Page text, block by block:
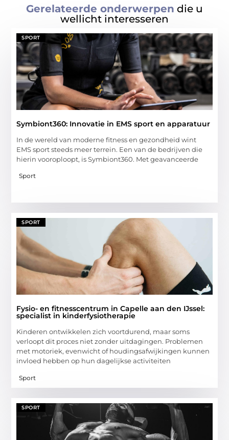
Gerelateerde onderwerpen die u
wellicht interesseren
SPORT
Symbiont360: Innovatie in EMS sport en apparatuur
In de wereld van moderne fitness en gezondheid wint
EMS sport steeds meer terrein. Een van de bedrijven die
hierin vooroploopt, is Symbiont360. Met geavanceerde
Sport
SPORT
Fysio- en fitnesscentrum in Capelle aan den IJssel:
specialist in kinderfysiotherapie
Kinderen ontwikkelen zich voortdurend, maar soms
verloopt dit proces niet zonder uitdagingen. Problemen
met motoriek, evenwicht of houdingsafwijkingen kunnen
invloed hebben op hun dagelijkse activiteiten
Sport
SPORT